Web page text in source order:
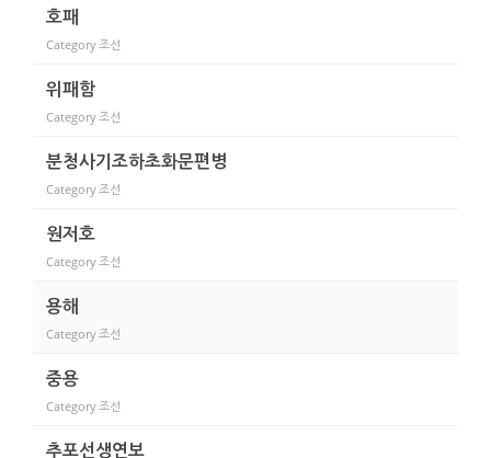
호패
Category조선
위패함
Category조선
분청사기조하초화문편병
Category조선
원저호
Category조선
용해
Category조선
중용
Category조선
추포선생연보